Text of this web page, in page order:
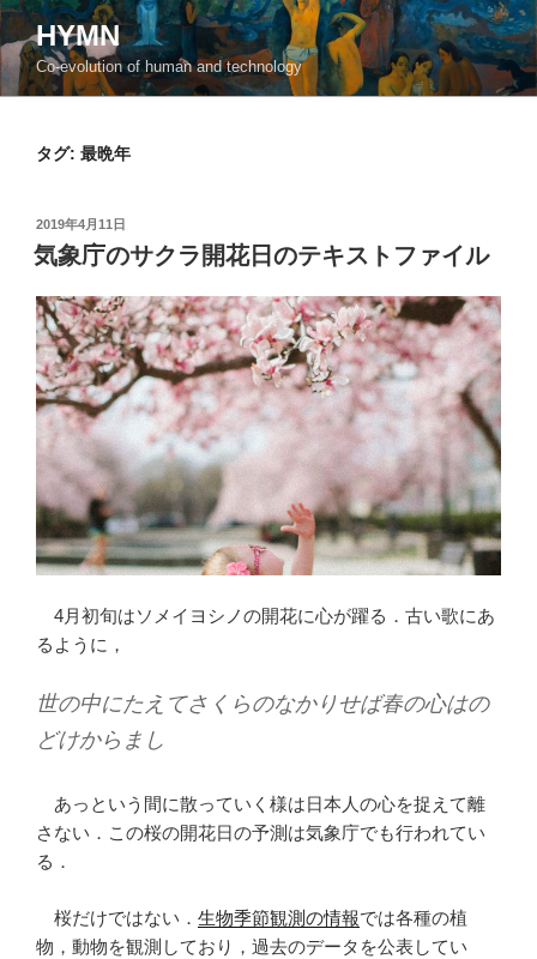
コ
ン
テ
ン
HYMN
Co-evolution of human and technology
タグ: 最晩年
投
稿
日:
2019年4月11日
気象庁のサクラ開花日のテキストファイル
4月初旬はソメイヨシノの開花に心が躍る．古い歌にあ
るように，
世の中にたえてさくらのなかりせば春の心はの
どけからまし
あっという間に散っていく様は日本人の心を捉えて離
さない．この桜の開花日の予測は気象庁でも行われてい
る．
桜だけではない． 生物季節観測の情報では各種の植
物，動物を観測しており，過去のデータを公表してい